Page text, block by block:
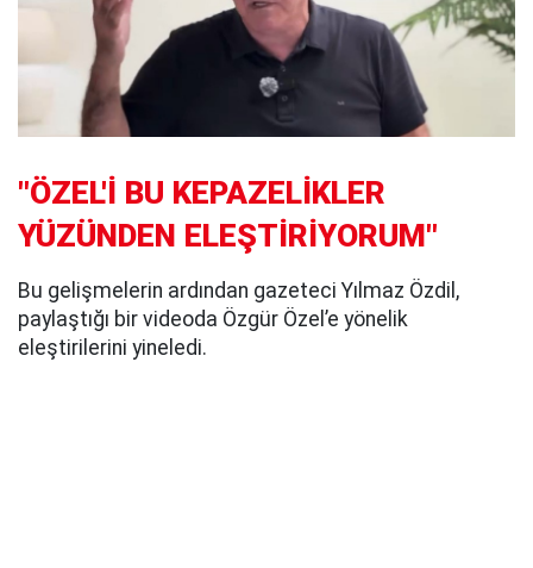
"ÖZEL'İ BU KEPAZELİKLER
YÜZÜNDEN ELEŞTİRİYORUM"
Bu gelişmelerin ardından gazeteci Yılmaz Özdil,
paylaştığı bir videoda Özgür Özel’e yönelik
eleştirilerini yineledi.